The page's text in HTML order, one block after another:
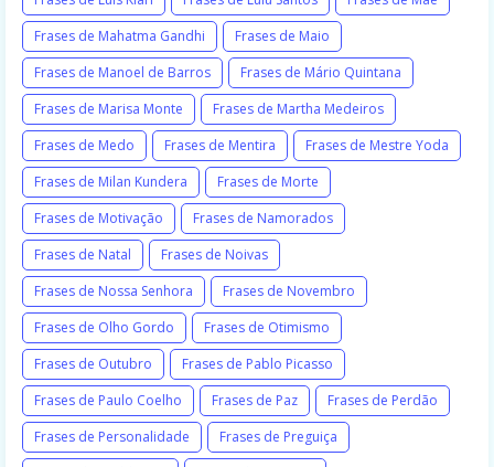
Frases de Mahatma Gandhi
Frases de Maio
Frases de Manoel de Barros
Frases de Mário Quintana
Frases de Marisa Monte
Frases de Martha Medeiros
Frases de Medo
Frases de Mentira
Frases de Mestre Yoda
Frases de Milan Kundera
Frases de Morte
Frases de Motivação
Frases de Namorados
Frases de Natal
Frases de Noivas
Frases de Nossa Senhora
Frases de Novembro
Frases de Olho Gordo
Frases de Otimismo
Frases de Outubro
Frases de Pablo Picasso
Frases de Paulo Coelho
Frases de Paz
Frases de Perdão
Frases de Personalidade
Frases de Preguiça